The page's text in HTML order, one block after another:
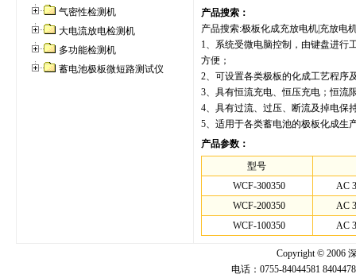
气密性检测机
大电流放电检测机
多功能检测机
蓄电池极板微短路测试仪
产品搜索：
产品搜索:极板化成充放电机|充放电
1、系统受微电脑控制，由键盘进行
方便；
2、可设置各类极板的化成工艺程序
3、具有恒流充电、恒压充电；恒流
4、具有过流、过压、断流及掉电保
5、适用于各类蓄电池的极板化成生
产品参数：
型号
WCF-300350
AC
WCF-200350
AC
WCF-100350
AC
Copyright © 2006
电话：0755-84044581